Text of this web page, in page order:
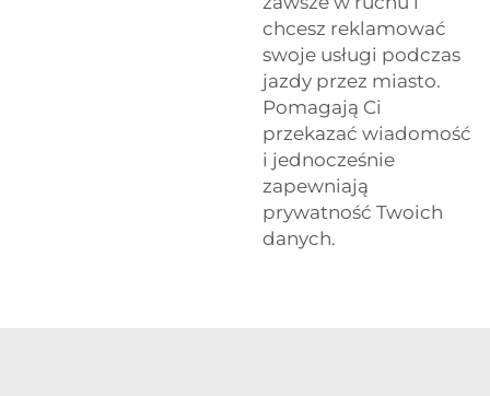
chcesz reklamować
swoje usługi podczas
jazdy przez miasto.
Pomagają Ci
przekazać wiadomość
i jednocześnie
zapewniają
prywatność Twoich
danych.